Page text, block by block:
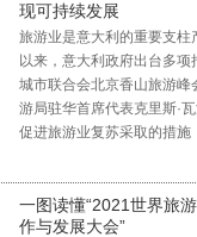
现可持续发展
旅游业是意大利的重要支
以来，意大利政府出台多
城市联合会北京香山旅游峰
游局驻华首席代表克里斯·
促进旅游业复苏采取的措
一图读懂“2021世界旅
作与发展大会”